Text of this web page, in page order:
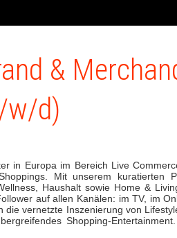
&
w/d)
in Europa im Bereich Live
Mit unserem kuratierten
Haushalt sowie Home &
auf allen Kanälen: im TV, im
die vernetzte Inszenierung von
Shopping-